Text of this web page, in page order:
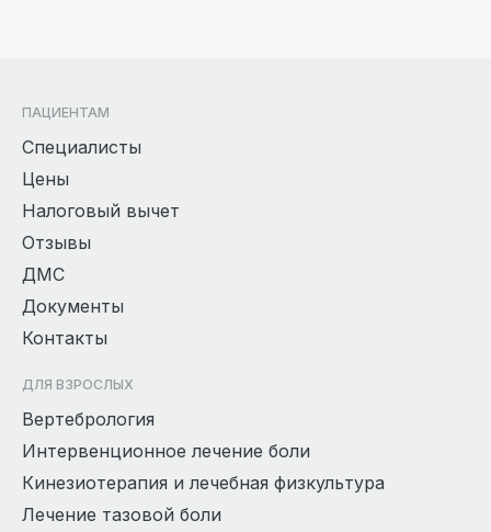
ПАЦИЕНТАМ
Специалисты
Цены
Налоговый вычет
Отзывы
ДМС
Документы
Контакты
ДЛЯ ВЗРОСЛЫХ
Вертебрология
Интервенционное лечение боли
Кинезиотерапия и лечебная физкультура
Лечение тазовой боли